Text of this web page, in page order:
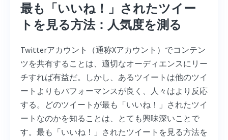
最も「いいね！」されたツイー
トを見る方法：人気度を測る
Twitterアカウント（通称Xアカウント）でコンテン
ツを共有することは、適切なオーディエンスにリー
チすれば有益だ。しかし、あるツイートは他のツイ
ートよりもパフォーマンスが良く、人々はより反応
する。どのツイートが最も「いいね！」されたツイ
ートなのかを知ることは、とても興味深いことで
す。最も「いいね！」されたツイートを見る方法を